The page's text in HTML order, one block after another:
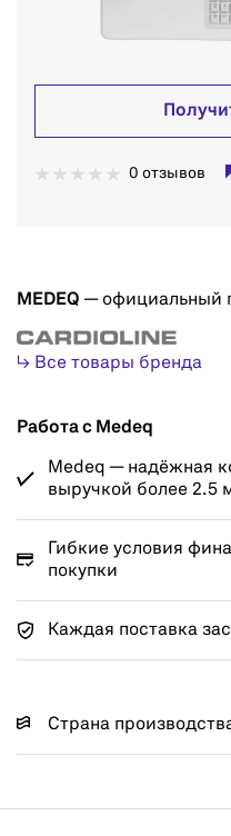
0 отзывов
MEDEQ — официальный
↳ Все товары бренда
Работа с Medeq
Medeq — надёжная
выручкой более 2.5
Гибкие условия
покупки
Каждая поставка
Страна